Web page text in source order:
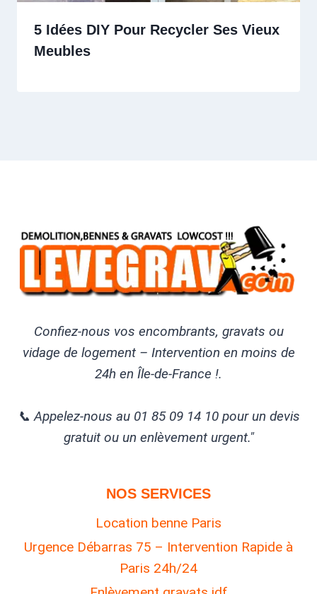
5 Idées DIY Pour Recycler Ses Vieux
Meubles
Confiez-nous vos encombrants, gravats ou
vidage de logement – Intervention en moins de
24h en Île-de-France !.
📞 Appelez-nous au 01 85 09 14 10 pour un devis
gratuit ou un enlèvement urgent."
NOS SERVICES
Location benne Paris
Urgence Débarras 75 – Intervention Rapide à
Paris 24h/24